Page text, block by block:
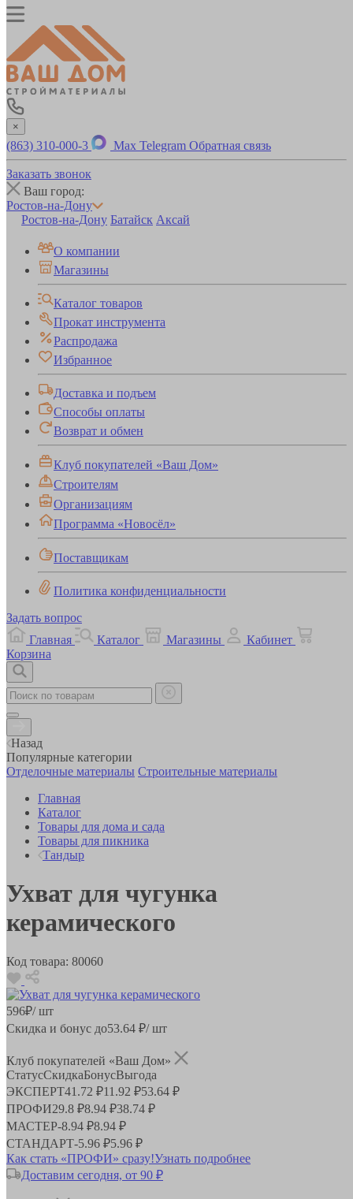
×
(863) 310-000-3 Max Telegram Обратная связь
Заказать звонок
Ваш город:
Ростов-на-Дону
Ростов-на-Дону Батайск Аксай
О компании
Магазины
Каталог товаров
Прокат инструмента
Распродажа
Избранное
Доставка и подъем
Способы оплаты
Возврат и обмен
Клуб покупателей «Ваш Дом»
Строителям
Организациям
Программа «Новосёл»
Поставщикам
Политика конфиденциальности
Задать вопрос
Главная
Каталог Магазины
Кабинет
Корзина
Назад
Популярные категории
Отделочные материалы Строительные материалы
Главная
Каталог
Товары для дома и сада
Товары для пикника
Тандыр
Ухват для чугунка
керамического
Код товара: 80060
596₽/ шт
Скидка и бонус до53.64 ₽/ шт
Клуб покупателей «Ваш Дом»
СтатусСкидкаБонусВыгода
ЭКСПЕРТ41.72 ₽11.92 ₽53.64 ₽
ПРОФИ29.8 ₽8.94 ₽38.74 ₽
МАСТЕР-8.94 ₽8.94 ₽
СТАНДАРТ-5.96 ₽5.96 ₽
Как стать «ПРОФИ» сразу!Узнать подробнее
Доставим сегодня, от 90 ₽